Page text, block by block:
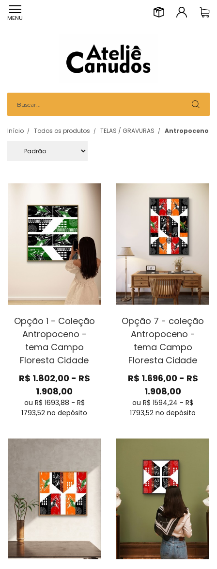
MENU
Início Todos os produtos TELAS / GRAVURAS Antropoceno
Opção 1 - Coleção
Antropoceno -
tema Campo
Floresta Cidade
R$ 1.802,00 - R$
1.908,00
ou R$ 1693,88 - R$
1793,52 no depósito
Opção 7 - coleção
Antropoceno -
tema Campo
Floresta Cidade
R$ 1.696,00 - R$
1.908,00
ou R$ 1594,24 - R$
1793,52 no depósito